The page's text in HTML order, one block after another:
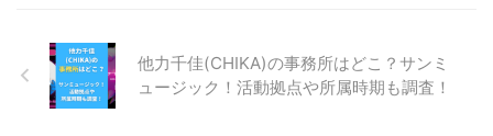
他力千佳(CHIKA)の事務所はどこ？サンミ
ュージック！活動拠点や所属時期も調査！